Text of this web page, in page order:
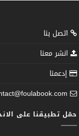
اتصل بنا
انشر معنا
إدعمنا
حمّل تطبيقنا على